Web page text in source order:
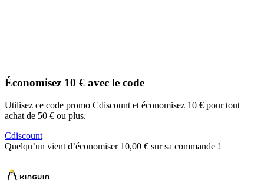
Économisez 10 € avec le code
Utilisez ce code promo Cdiscount et économisez 10 € pour tout
achat de 50 € ou plus.
Cdiscount
Quelqu’un vient d’économiser 10,00 € sur sa commande !